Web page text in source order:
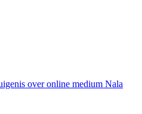
over online medium Nala